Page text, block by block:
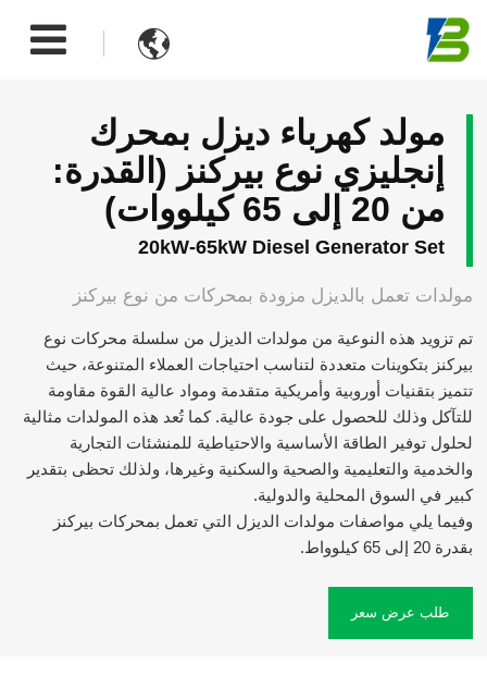

مولد كهرباء ديزل بمحرك
إنجليزي نوع بيركنز (القدرة:
من 20 إلى 65 كيلووات)
20kW-65kW Diesel Generator Set
مولدات تعمل بالديزل مزودة بمحركات من نوع بيركنز
تم تزويد هذه النوعية من مولدات الديزل من سلسلة محركات نوع
بيركنز بتكوينات متعددة لتناسب احتياجات العملاء المتنوعة، حيث
تتميز بتقنيات أوروبية وأمريكية متقدمة ومواد عالية القوة مقاومة
للتآكل وذلك للحصول على جودة عالية. كما تُعد هذه المولدات مثالية
لحلول توفير الطاقة الأساسية والاحتياطية للمنشئات التجارية
والخدمية والتعليمية والصحية والسكنية وغيرها، ولذلك تحظى بتقدير
كبير في السوق المحلية والدولية.
وفيما يلي مواصفات مولدات الديزل التي تعمل بمحركات بيركنز
بقدرة 20 إلى 65 كيلوواط.
طلب عرض سعر